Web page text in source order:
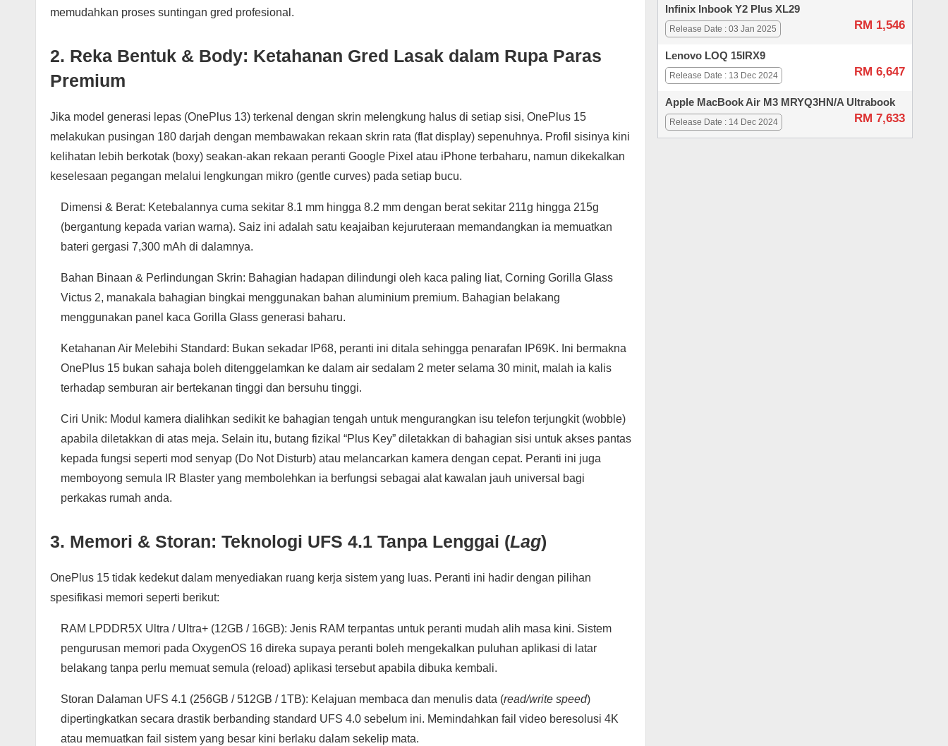
memudahkan proses suntingan gred profesional.
2. Reka Bentuk & Body: Ketahanan Gred Lasak dalam Rupa Paras
Premium
Jika model generasi lepas (OnePlus 13) terkenal dengan skrin melengkung halus di setiap sisi, OnePlus 15
melakukan pusingan 180 darjah dengan membawakan rekaan skrin rata (flat display) sepenuhnya. Profil sisinya kini
kelihatan lebih berkotak (boxy) seakan-akan rekaan peranti Google Pixel atau iPhone terbaharu, namun dikekalkan
keselesaan pegangan melalui lengkungan mikro (gentle curves) pada setiap bucu.
Dimensi & Berat: Ketebalannya cuma sekitar 8.1 mm hingga 8.2 mm dengan berat sekitar 211g hingga 215g
(bergantung kepada varian warna). Saiz ini adalah satu keajaiban kejuruteraan memandangkan ia memuatkan
bateri gergasi 7,300 mAh di dalamnya.
Bahan Binaan & Perlindungan Skrin: Bahagian hadapan dilindungi oleh kaca paling liat, Corning Gorilla Glass
Victus 2, manakala bahagian bingkai menggunakan bahan aluminium premium. Bahagian belakang
menggunakan panel kaca Gorilla Glass generasi baharu.
Ketahanan Air Melebihi Standard: Bukan sekadar IP68, peranti ini ditala sehingga penarafan IP69K. Ini bermakna
OnePlus 15 bukan sahaja boleh ditenggelamkan ke dalam air sedalam 2 meter selama 30 minit, malah ia kalis
terhadap semburan air bertekanan tinggi dan bersuhu tinggi.
Ciri Unik: Modul kamera dialihkan sedikit ke bahagian tengah untuk mengurangkan isu telefon terjungkit (wobble)
apabila diletakkan di atas meja. Selain itu, butang fizikal “Plus Key” diletakkan di bahagian sisi untuk akses pantas
kepada fungsi seperti mod senyap (Do Not Disturb) atau melancarkan kamera dengan cepat. Peranti ini juga
memboyong semula IR Blaster yang membolehkan ia berfungsi sebagai alat kawalan jauh universal bagi
perkakas rumah anda.
3. Memori & Storan: Teknologi UFS 4.1 Tanpa Lenggai (Lag)
OnePlus 15 tidak kedekut dalam menyediakan ruang kerja sistem yang luas. Peranti ini hadir dengan pilihan
spesifikasi memori seperti berikut:
RAM LPDDR5X Ultra / Ultra+ (12GB / 16GB): Jenis RAM terpantas untuk peranti mudah alih masa kini. Sistem
pengurusan memori pada OxygenOS 16 direka supaya peranti boleh mengekalkan puluhan aplikasi di latar
belakang tanpa perlu memuat semula (reload) aplikasi tersebut apabila dibuka kembali.
Storan Dalaman UFS 4.1 (256GB / 512GB / 1TB): Kelajuan membaca dan menulis data (read/write speed)
dipertingkatkan secara drastik berbanding standard UFS 4.0 sebelum ini. Memindahkan fail video beresolusi 4K
atau memuatkan fail sistem yang besar kini berlaku dalam sekelip mata.
Infinix Inbook Y2 Plus XL29
RM 1,546
Release Date : 03 Jan 2025
Lenovo LOQ 15IRX9
RM 6,647
Release Date : 13 Dec 2024
Apple MacBook Air M3 MRYQ3HN/A Ultrabook
RM 7,633
Release Date : 14 Dec 2024